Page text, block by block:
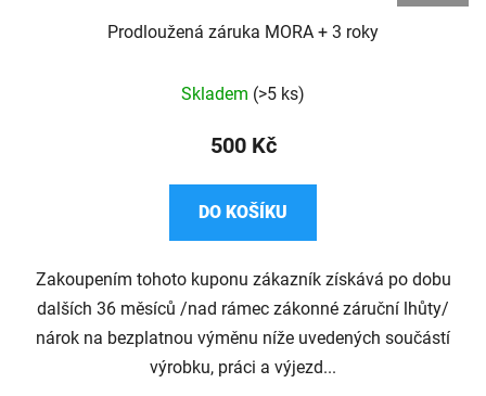
Prodloužená záruka MORA + 3 roky
hodnocení
produktu
z
hvězdiček.
Skladem (>5 ks)
500 Kč
DO KOŠÍKU
Zakoupením tohoto kuponu zákazník získává po dobu
dalších 36 měsíců /nad rámec zákonné záruční lhůty/
nárok na bezplatnou výměnu níže uvedených součástí
výrobku, práci a výjezd...